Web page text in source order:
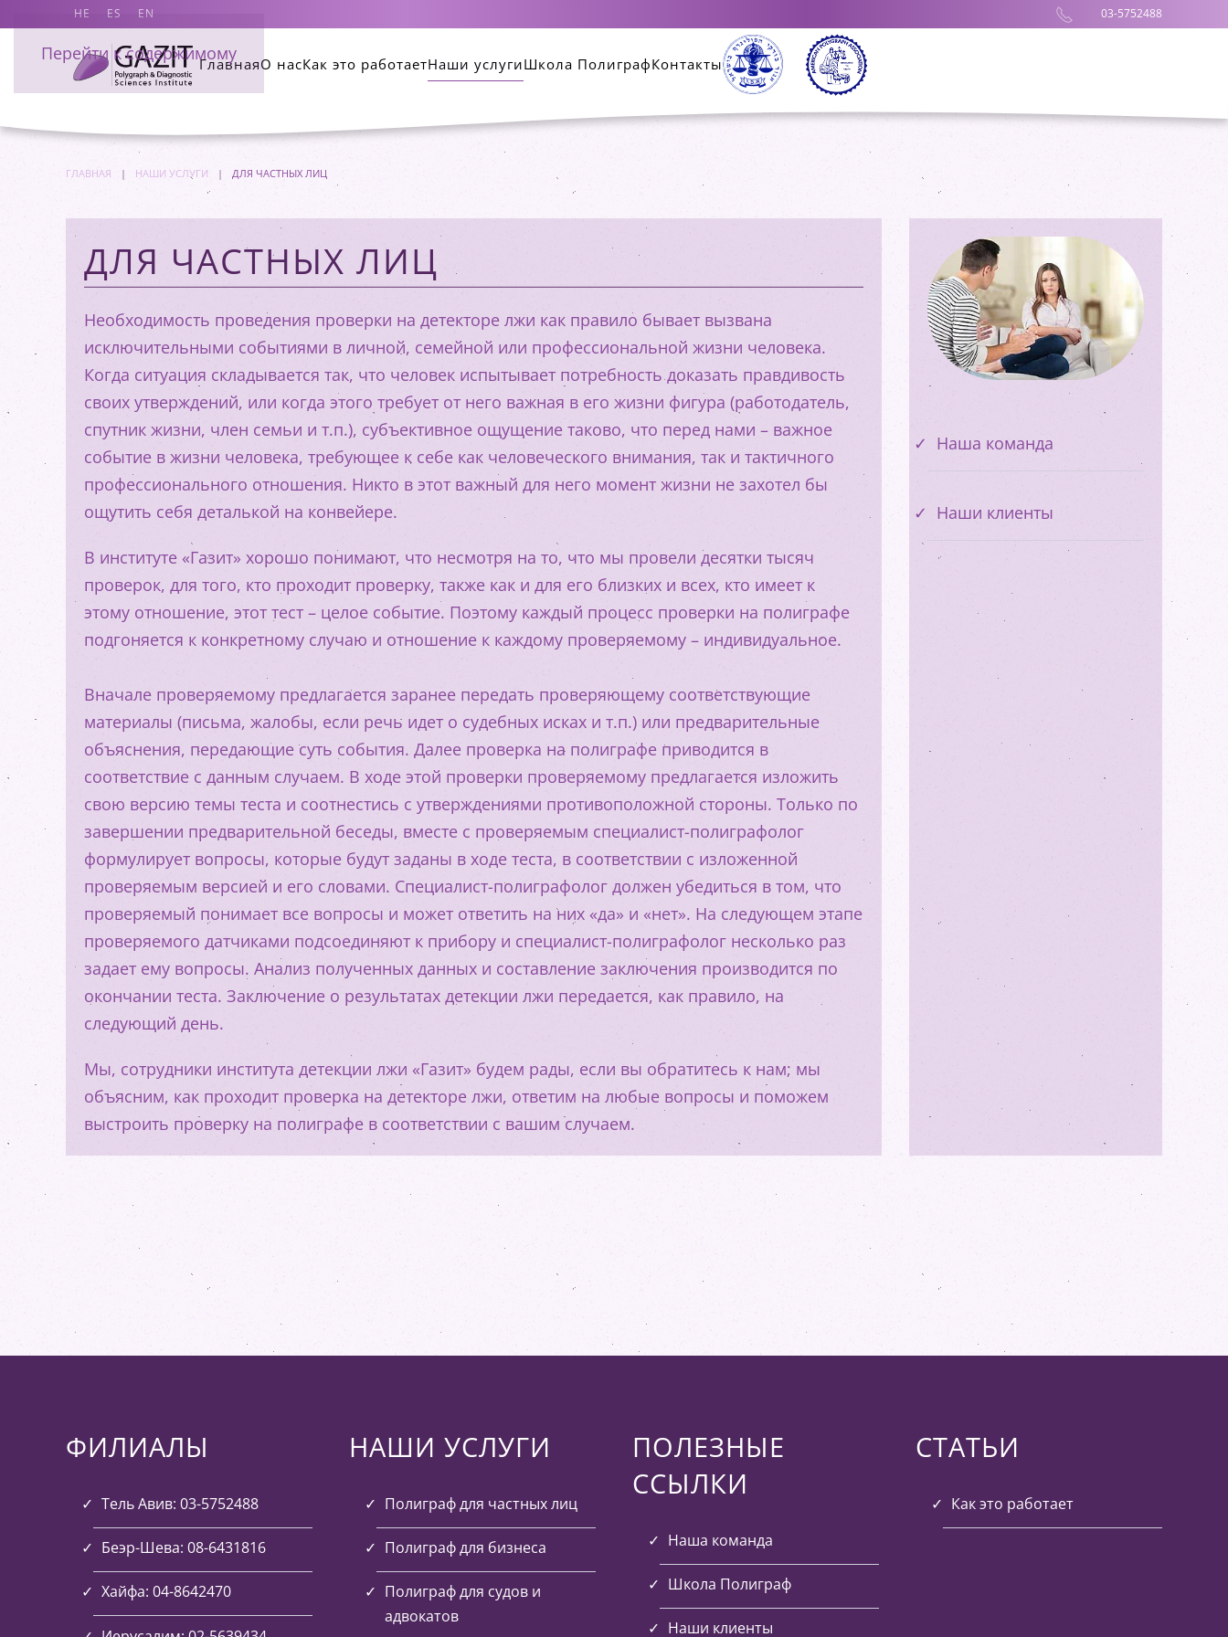
Перейти к содержимому
HE ES EN 03-5752488
ГлавнаяО насКак это работаетНаши услугиШкола ПолиграфКонтакты
ГЛАВНАЯ НАШИ УСЛУГИ ДЛЯ ЧАСТНЫХ ЛИЦ
ДЛЯ ЧАСТНЫХ ЛИЦ
Необходимость проведения проверки на детекторе лжи как правило бывает вызвана
исключительными событиями в личной, семейной или профессиональной жизни человека.
Когда ситуация складывается так, что человек испытывает потребность доказать правдивость
своих утверждений, или когда этого требует от него важная в его жизни фигура (работодатель,
спутник жизни, член семьи и т.п.), субъективное ощущение таково, что перед нами – важное
событие в жизни человека, требующее к себе как человеческого внимания, так и тактичного
профессионального отношения. Никто в этот важный для него момент жизни не захотел бы
ощутить себя деталькой на конвейере.
В институте «Газит» хорошо понимают, что несмотря на то, что мы провели десятки тысяч
проверок, для того, кто проходит проверку, также как и для его близких и всех, кто имеет к
этому отношение, этот тест – целое событие. Поэтому каждый процесс проверки на полиграфе
подгоняется к конкретному случаю и отношение к каждому проверяемому – индивидуальное.
Вначале проверяемому предлагается заранее передать проверяющему соответствующие
материалы (письма, жалобы, если речь идет о судебных исках и т.п.) или предварительные
объяснения, передающие суть события. Далее проверка на полиграфе приводится в
соответствие с данным случаем. В ходе этой проверки проверяемому предлагается изложить
свою версию темы теста и соотнестись с утверждениями противоположной стороны. Только по
завершении предварительной беседы, вместе с проверяемым специалист-полиграфолог
формулирует вопросы, которые будут заданы в ходе теста, в соответствии с изложенной
проверяемым версией и его словами. Специалист-полиграфолог должен убедиться в том, что
проверяемый понимает все вопросы и может ответить на них «да» и «нет». На следующем этапе
проверяемого датчиками подсоединяют к прибору и специалист-полиграфолог несколько раз
задает ему вопросы. Анализ полученных данных и составление заключения производится по
окончании теста. Заключение о результатах детекции лжи передается, как правило, на
следующий день.
Мы, сотрудники института детекции лжи «Газит» будем рады, если вы обратитесь к нам; мы
объясним, как проходит проверка на детекторе лжи, ответим на любые вопросы и поможем
выстроить проверку на полиграфе в соответствии с вашим случаем.
Наша команда
Наши клиенты
ФИЛИАЛЫ
Тель Авив: 03-5752488
Беэр-Шева: 08-6431816
Хайфа: 04-8642470
НАШИ УСЛУГИ
Полиграф для частных лиц
Полиграф для бизнеса
Полиграф для судов и
адвокатов
ПОЛЕЗНЫЕ
ССЫЛКИ
Наша команда
Школа Полиграф
Наши клиенты
СТАТЬИ
Как это работает